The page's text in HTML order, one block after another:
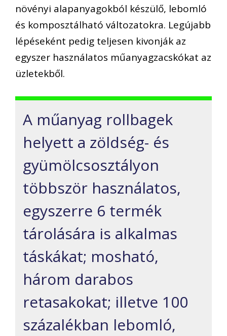
növényi alapanyagokból készülő, lebomló
és komposztálható változatokra. Legújabb
lépéseként pedig teljesen kivonják az
egyszer használatos műanyagzacskókat az
üzletekből.
A műanyag rollbagek
helyett a zöldség- és
gyümölcsosztályon
többször használatos,
egyszerre 6 termék
tárolására is alkalmas
táskákat; mosható,
három darabos
retasakokat; illetve 100
százalékban lebomló,